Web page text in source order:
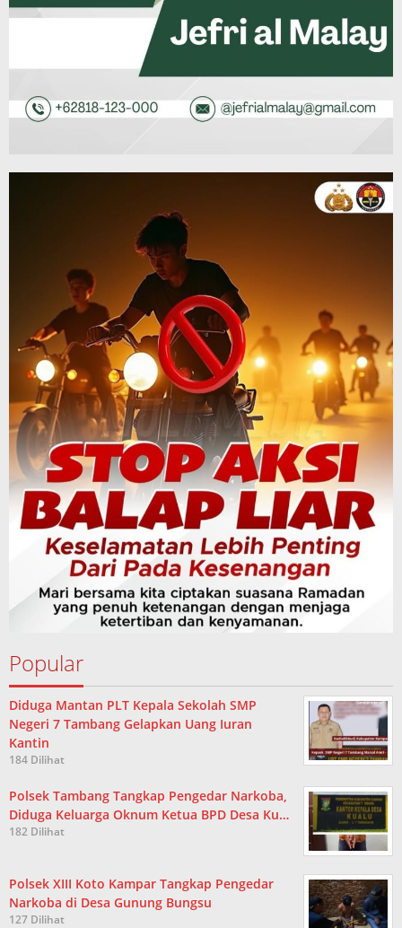
Popular
Diduga Mantan PLT Kepala Sekolah SMP
Negeri 7 Tambang Gelapkan Uang Iuran
Kantin
184 Dilihat
Polsek Tambang Tangkap Pengedar Narkoba,
Diduga Keluarga Oknum Ketua BPD Desa Ku…
182 Dilihat
Polsek XIII Koto Kampar Tangkap Pengedar
Narkoba di Desa Gunung Bungsu
127 Dilihat